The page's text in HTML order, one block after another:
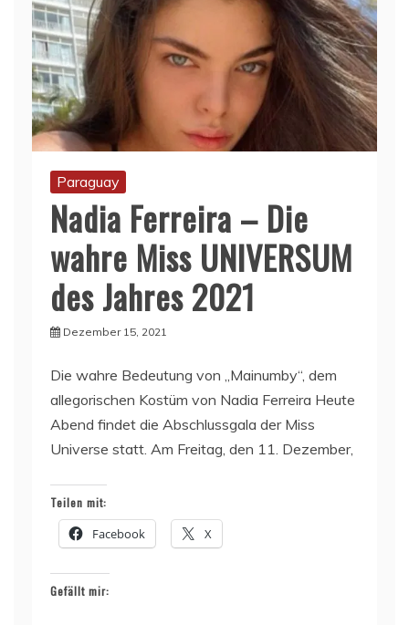
Paraguay
Nadia Ferreira – Die
wahre Miss UNIVERSUM
des Jahres 2021
Dezember 15, 2021
Die wahre Bedeutung von „Mainumby“, dem
allegorischen Kostüm von Nadia Ferreira Heute
Abend findet die Abschlussgala der Miss
Universe statt. Am Freitag, den 11. Dezember,
Teilen mit:
Facebook X
Gefällt mir: